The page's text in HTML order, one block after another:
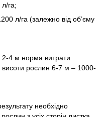
га;
л/га (залежно від об’єму
2-4 м норма витрати
висоти рослин 6-7 м – 1000-
необхідно